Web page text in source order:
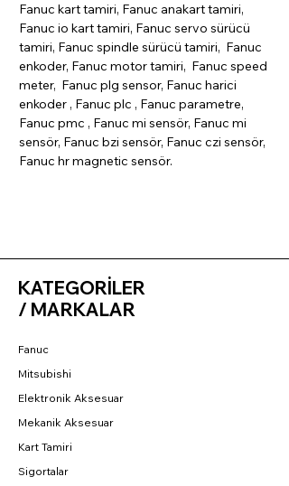
Fanuc kart tamiri, Fanuc anakart tamiri,
Fanuc io kart tamiri, Fanuc servo sürücü
tamiri, Fanuc spindle sürücü tamiri, Fanuc
enkoder, Fanuc motor tamiri, Fanuc speed
meter, Fanuc plg sensor, Fanuc harici
enkoder , Fanuc plc , Fanuc parametre,
Fanuc pmc , Fanuc mi sensör, Fanuc mi
sensör, Fanuc bzi sensör, Fanuc czi sensör,
Fanuc hr magnetic sensör.
KATEGORİLER
/ MARKALAR
Fanuc
Mitsubishi
Elektronik Aksesuar
Mekanik Aksesuar
Kart Tamiri
Sigortalar